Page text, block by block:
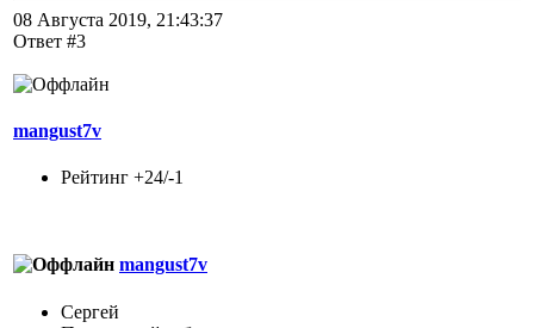
08 Августа 2019, 21:43:37
Ответ #3
mangust7v
Рейтинг +24/-1
mangust7v
Сергей